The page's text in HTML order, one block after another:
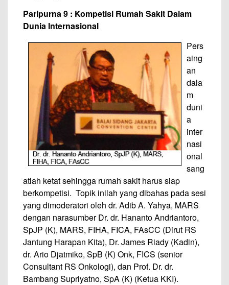
Paripurna 9 : Kompetisi Rumah Sakit Dalam
Dunia Internasional
Pers
aing
an
dala
m
duni
a
inter
nasi
onal
sang
atlah ketat sehingga rumah sakit harus siap
berkompetisi. Topik inilah yang dibahas pada sesi
yang dimoderatori oleh dr. Adib A. Yahya, MARS
dengan narasumber Dr. dr. Hananto Andriantoro,
SpJP (K), MARS, FIHA, FICA, FAsCC (Dirut RS
Jantung Harapan Kita), Dr. James Riady (Kadin),
dr. Ario Djatmiko, SpB (K) Onk, FICS (senior
Consultant RS Onkologi), dan Prof. Dr. dr.
Bambang Supriyatno, SpA (K) (Ketua KKI).